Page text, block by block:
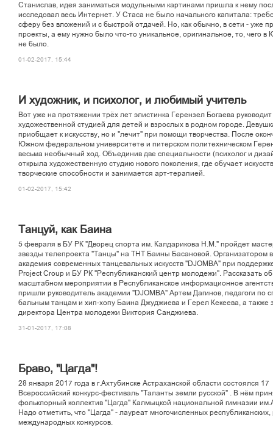
Ñòàíèñëàâ, èäåÿ çàíèìàòüñÿ ìîäóëüíûìè êàðòèíàìè ïðèøëà ê íåìó
èññëåäîâàë âåñü Èíòåðíåò. Ó Ñòàñà íå áûëî íà÷àëüíîãî êàïèòàëà:
ñôåðó áåç âëîæåíèé è ñ áûñòðîé îòäà÷åé. Íî, êàê îáû÷íî, â ñåòè - óæå
ïðîåêòû, à åìó íóæíî áûëî ÷òî-òî óíèêàëüíîå, îðèãèíàëüíîå, òî, ÷åãî â
íå áûëî.
01-02-2017, 15:44
È õóäîæíèê, è ïñèõîëîã, è ëþáèìûé ó÷èòåëü
Âîò óæå íà ïðîòÿæåíèè òð¸õ ëåò ýëèñòèíêà Ãåðåíçåë Áîãàåâà ðóêîâîäèò
õóäîæåñòâåííîé ñòóäèåé äëÿ äåòåé è âçðîñëûõ â ðîäíîì ãîðîäå.
ïðèîáùàåò ê èñêóññòâó, íî è "ëå÷èò" ïðè ïîìîùè òâîð÷åñòâà. Ïîñëå
Þæíîì ôåäåðàëüíîì óíèâåðñèòåòå è ïèòåðñêîì ïîëèòåõíè÷åñêîì
âåñüìà íåîáû÷íûé õîä. Îáúåäèíèâ äâå ñïåöèàëüíîñòè (ïñèõîëîã è
îòêðûëà õóäîæåñòâåííóþ ñòóäèþ íîâîãî ïîêîëåíèÿ, ãäå îáó÷àåò
òâîð÷åñêèå ñïîñîáíîñòè è çàíèìàåòñÿ àðò-òåðàïèåé.
01-02-2017, 15:42
Òàíöóé, êàê Áàèíà
5 ôåâðàëÿ â ÁÓ ÐÊ "Äâîðåö ñïîðòà èì. Êàëäàðèêîâà Í.Ì." ïðîéäåò
çâåçäû òåëåïðîåêòà "Òàíöû" íà ÒÍÒ Áàèíû Áàñàíîâîé. Îðãàíèçàòîðîì
àêàäåìèÿ ñîâðåìåííûõ òàíöåâàëüíûõ èñêóññòâ "DJOMBA" ïðè
Project Croup è ÁÓ ÐÊ "Ðåñïóáëèêàíñêèé öåíòð ìîëîäåæè". Ðàññêàçàòü
ìàñøòàáíîì ìåðîïðèÿòèè â Ðåñïóáëèêàíñêîå èíôîðìàöèîííîå
ïðèøëè ðóêîâîäèòåëü àêàäåìèè "DJOMBA" Àðòåì Äàãèíîâ, ïåäàãîãè ïî
áàëüíûì òàíöàì è õèï-õîïó Áàèíà Äæóäæèåâà è Ãåðåë Êåêååâà, à òàêæå
äèðåêòîðà Öåíòðà ìîëîäåæè Âèêòîðèÿ Ñàíäæèåâà.
31-01-2017, 17:08
Áðàâî, "Öàãäà"!
28 ÿíâàðÿ 2017 ãîäà â ã.Àõòóáèíñêå Àñòðàõàíñêîé îáëàñòè ñîñòîÿëñÿ 17
Âñåðîññèéñêèé êîíêóðñ-ôåñòèâàëü "Òàëàíòû çåìëè ðóññêîé" . Â í¸ì
ôîëüêëîðíûé êîëëåêòèâ "Öàãäà" Êàëìûöêîé íàöèîíàëüíîé ãèìíàçèè
Íàäî îòìåòèòü, ÷òî "Öàãäà" - ëàóðåàò ìíîãî÷èñëåííûõ ðåñïóáëèêàíñêèõ,
ìåæäóíàðîäíûõ êîíêóðñîâ.